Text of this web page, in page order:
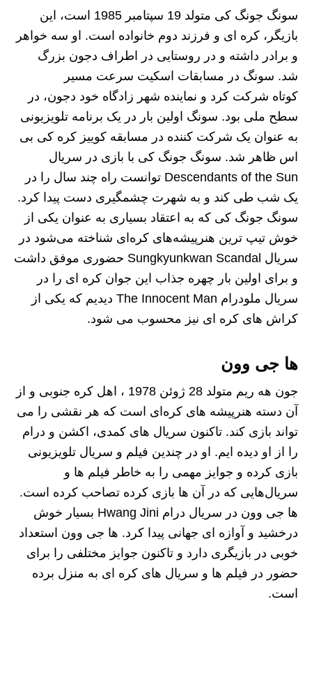
سونگ جونگ کی متولد 19 سپتامبر 1985 است، این
بازیگر، کره ای و فرزند دوم خانواده است. او سه خواهر
و برادر داشته و در روستایی در اطراف دجون بزرگ
شد. سونگ در مسابقات اسکیت سرعت مسیر
کوتاه شرکت کرد و نماینده شهر زادگاه خود دجون، در
سطح ملی بود. سونگ اولین بار در یک برنامه تلویزیونی
به عنوان یک شرکت کننده در مسابقه کوییز کره کی‌ بی‌
اس ظاهر شد. سونگ جونگ کی با بازی در سریال
Descendants of the Sun توانست راه چند سال را در
یک شب طی کند و به شهرت چشمگیری دست پیدا کرد.
سونگ جونگ کی که به اعتقاد بسیاری به عنوان یکی از
خوش‌ تیپ‌ ترین هنرپیشه‌های کره‌ای شناخته می‌شود در
سریال Sungkyunkwan Scandal حضوری موفق داشت
و برای اولین بار چهره جذاب این جوان کره‌ ای را در
سریال ملودرام The Innocent Man دیدیم که یکی از
کراش های کره ای نیز محسوب می شود.
ها جی وون
جون هه‌ ریم متولد 28 ژوئن 1978 ، اهل کره جنوبی و از
آن دسته هنرپیشه‌ های کره‌ای است که هر نقشی را می
تواند بازی کند. تاکنون سریال‌ های کمدی، اکشن و درام
‌را از او دیده‌ ایم. او در چندین فیلم و سریال تلویزیونی
بازی کرده و جوایز مهمی را به‌ خاطر فیلم‌ ها و
سریال‌هایی که در آن‌ ها بازی کرده تصاحب کرده‌ است.
ها جی وون در سریال درام Hwang Jini بسیار خوش
درخشید و آوازه‌ ای جهانی پیدا کرد. ها جی وون استعداد
خوبی در بازیگری دارد و تاکنون جوایز مختلفی را برای
حضور در فیلم‌ ها و سریال‌ های کره‌ ای به منزل برده
است.